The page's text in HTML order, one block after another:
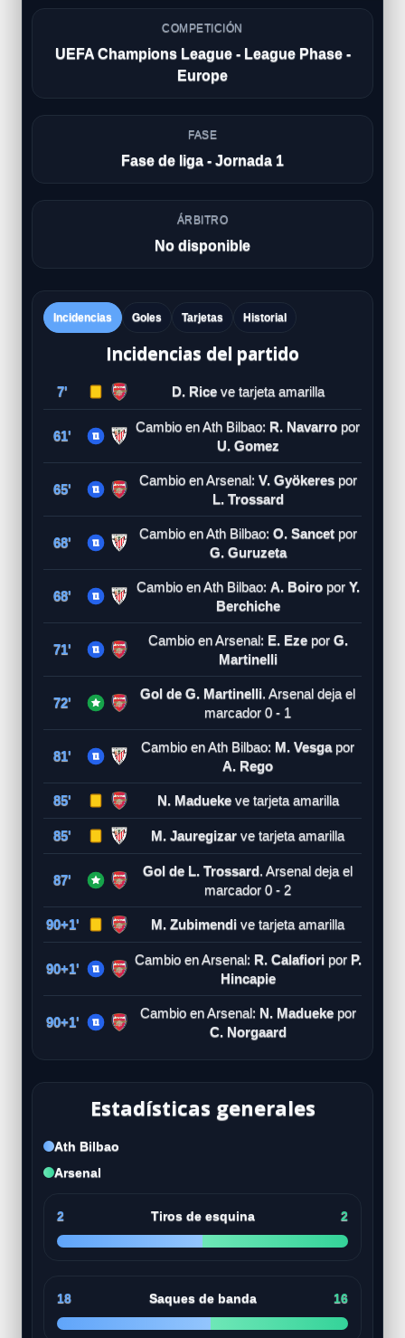
COMPETICIÓN
UEFA Champions League - League Phase -
Europe
FASE
Fase de liga - Jornada 1
ÁRBITRO
No disponible
Incidencias Goles Tarjetas Historial
Incidencias del partido
7' D. Riceve tarjeta amarilla
61'
Cambio en Ath Bilbao: R. Navarro por
U. Gomez
65'
Cambio en Arsenal: V. Gyökerespor
L. Trossard
68'
Cambio en Ath Bilbao: O. Sancetpor
G. Guruzeta
68'
Cambio en Ath Bilbao: A. Boiropor Y.
Berchiche
71'
Cambio en Arsenal: E. Ezepor G.
Martinelli
72'
Gol de G. Martinelli. Arsenal deja el
marcador 0 - 1
81'
Cambio en Ath Bilbao: M. Vesgapor
A. Rego
85' N. Maduekeve tarjeta amarilla
85' M. Jauregizar ve tarjeta amarilla
87'
Gol de L. Trossard. Arsenal deja el
marcador 0 - 2
90+1' M. Zubimendi ve tarjeta amarilla
90+1'
Cambio en Arsenal: R. Calafioripor P.
Hincapie
90+1'
Cambio en Arsenal: N. Maduekepor
C. Norgaard
Estadísticas generales
Ath Bilbao
Arsenal
2 Tiros de esquina 2
18 Saques de banda 16